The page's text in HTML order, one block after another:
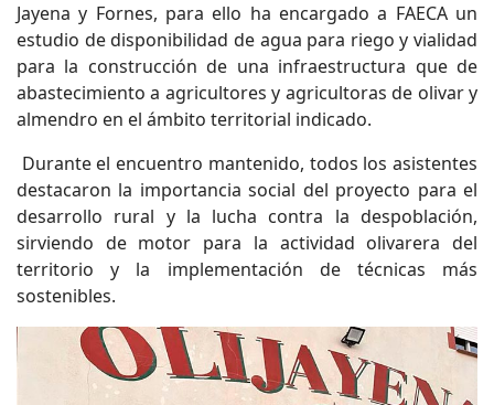
Jayena y Fornes, para ello ha encargado a FAECA un
estudio de disponibilidad de agua para riego y vialidad
para la construcción de una infraestructura que de
abastecimiento a agricultores y agricultoras de olivar y
almendro en el ámbito territorial indicado.
Durante el encuentro mantenido, todos los asistentes
destacaron la importancia social del proyecto para el
desarrollo rural y la lucha contra la despoblación,
sirviendo de motor para la actividad olivarera del
territorio y la implementación de técnicas más
sostenibles.